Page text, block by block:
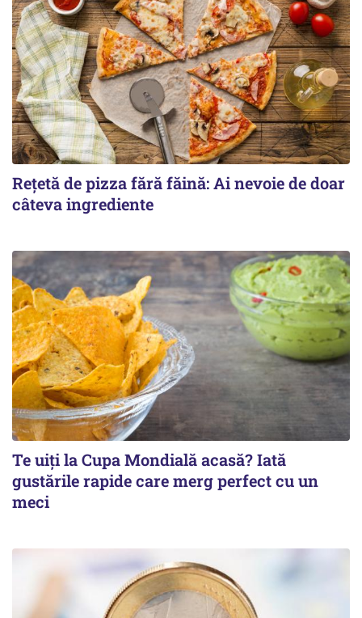
Rețetă de pizza fără făină: Ai nevoie de doar
câteva ingrediente
Te uiți la Cupa Mondială acasă? Iată
gustările rapide care merg perfect cu un
meci